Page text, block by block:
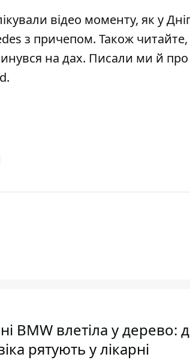
відео моменту, як у
з причепом. Також
на дах. Писали ми й про
.
BMW влетіла у дерево:
рятують у лікарні